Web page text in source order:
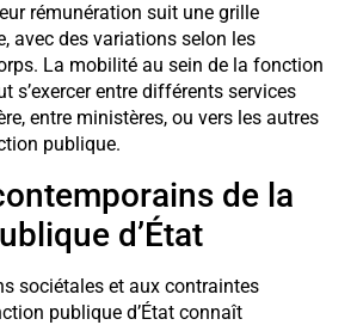
rémunération suit une grille
avec des variations selon les
La mobilité au sein de la fonction
s’exercer entre différents services
entre ministères, ou vers les autres
publique.
de la
d’État
sociétales et aux contraintes
publique d’État connaît